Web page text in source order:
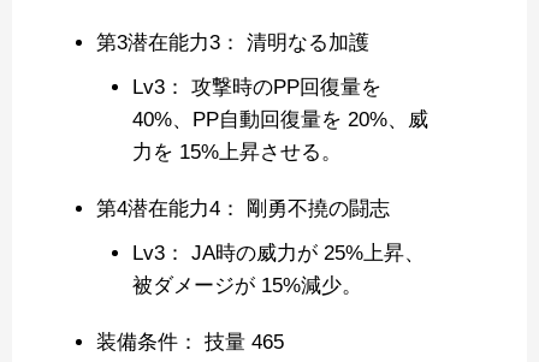
第3潜在能力3： 清明なる加護
Lv3： 攻撃時のPP回復量を
40%、PP自動回復量を 20%、威
力を 15%上昇させる。
第4潜在能力4： 剛勇不撓の闘志
Lv3： JA時の威力が 25%上昇、
被ダメージが 15%減少。
装備条件： 技量 465